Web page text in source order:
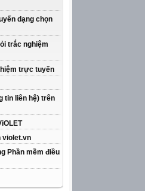
dạng chọn
trắc nghiệm
trực tuyến
tin liên hệ) trên
violet.vn
Phần mềm điều